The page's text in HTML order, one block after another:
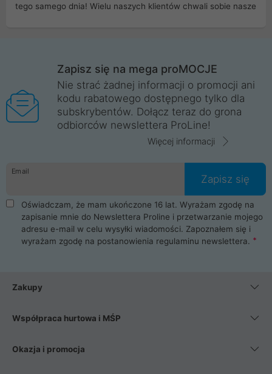
tego samego dnia! Wielu naszych klientów chwali sobie nasze
Wrocław, Poznań, Legnica, Katowice, Gliwice, Kalisz, Bytom,
Trzebnica, Opole. Szybka i profesjonalna obsługa!
ProLine to polska firma ze 100% polskim kapitałem. Działamy
legalnie i płacimy podatki w naszym kraju! Posiadamy siedzibę
główną w Mirkowie oraz salony na terenie kraju. Cała
komunikacja ze sklepem komputerowym ProLine jest
danych osobowych. Dlatego zakup notebooka albo laptopa w
ProLine to czysta przyjemność i pełne bezpieczeństwo.
Zaopatrzysz się u nas w akcesoria i części komputerowe
takie jak procesory, karty graficzne, płyty główne, pamięci,
dyski SSD, M.2 oraz HDD. Nasi pracownicy pomogą Ci wybrać
najlepszy zasilacz komputerowy oraz obudowę do komputera.
Poza komputerami mamy również najlepsze na rynku
Smartfony takich producentów jak Xiaomi, Apple, Samsung i
wentylatory. Na koniec mając już to wszystko, możesz
Zapisz się na mega proMOCJE
Nie strać żadnej informacji o promocji ani
kodu rabatowego dostępnego tylko dla
subskrybentów. Dołącz teraz do grona
odbiorców newslettera ProLine!
Więcej informacji
Email
Zapisz się
Oświadczam, że mam ukończone 16 lat. Wyrażam zgodę na
zapisanie mnie do Newslettera Proline i przetwarzanie mojego
adresu e-mail w celu wysyłki wiadomości. Zapoznałem się i
wyrażam zgodę na postanowienia regulaminu newslettera.
Zakupy
Współpraca hurtowa i MŚP
Okazja i promocja